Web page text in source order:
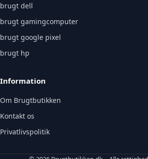
brugt dell
brugt gamingcomputer
brugt google pixel
brugt hp
Information
Om Brugtbutikken
Kontakt os
Privatlivspolitik